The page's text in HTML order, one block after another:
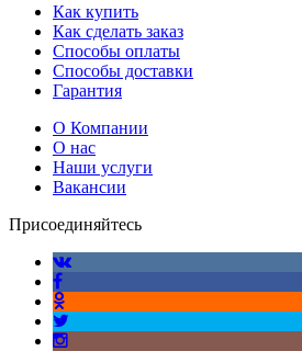
Как купить
Как сделать заказ
Способы оплаты
Способы доставки
Гарантия
О Компании
О нас
Наши услуги
Вакансии
Присоединяйтесь